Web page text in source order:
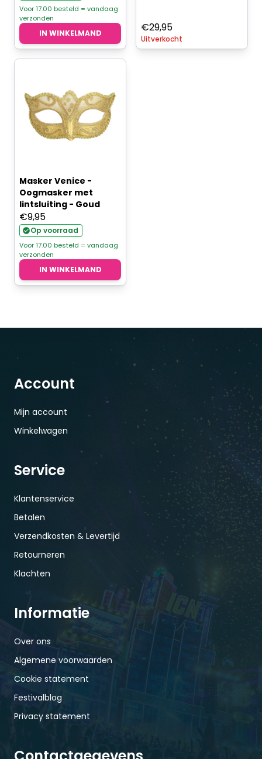
Voor 17.00 besteld = vandaag
verzonden
IN WINKELMAND €29,95
Uitverkocht
Masker Venice -
Oogmasker met
lintsluiting - Goud
€9,95
Op voorraad
Voor 17.00 besteld = vandaag
verzonden
IN WINKELMAND
Account
Mijn account
Winkelwagen
Service
Klantenservice
Betalen
Verzendkosten & Levertijd
Retourneren
Klachten
Informatie
Over ons
Algemene voorwaarden
Cookie statement
Festivalblog
Privacy statement